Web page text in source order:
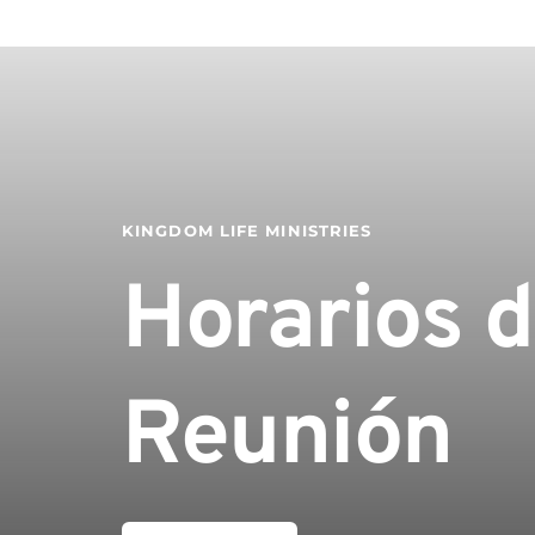
KINGDOM LIFE MINISTRIES
Horarios
Reunión